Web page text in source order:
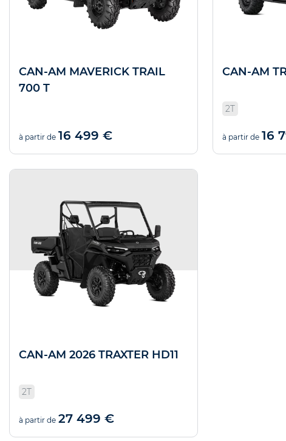
CAN-AM MAVERICK TRAIL
700 T
à partir de 16 499 €
CAN-AM
2T
à partir de 16
CAN-AM 2026 TRAXTER HD11
2T
à partir de 27 499 €